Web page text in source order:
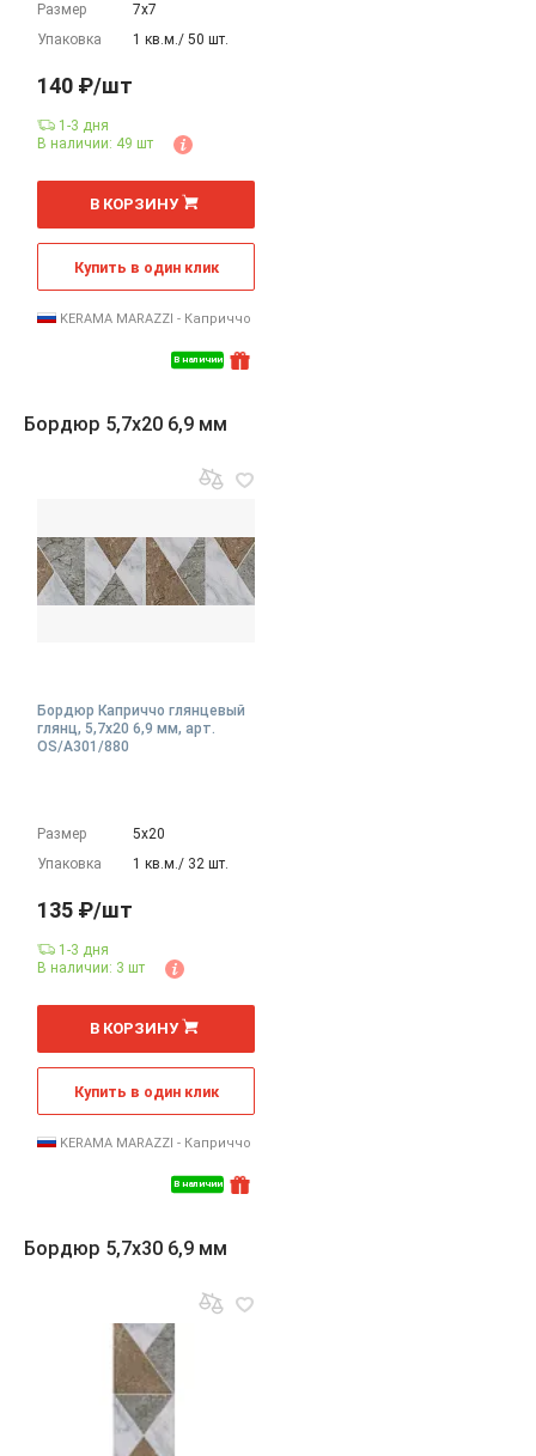
Размер
7х7
Упаковка
1 кв.м./ 50 шт.
В наличии
140 ₽/шт
1-3 дня
В наличии: 49 шт
шт
В КОРЗИНУ
Купить в один клик
KERAMA MARAZZI - Каприччо
Бордюр 5,7x20 6,9 мм
Бордюр Каприччо глянцевый
глянц, 5,7x20 6,9 мм, арт.
OS/A301/880
Размер
5х20
Упаковка
1 кв.м./ 32 шт.
В наличии
135 ₽/шт
1-3 дня
В наличии: 3 шт
шт
В КОРЗИНУ
Купить в один клик
KERAMA MARAZZI - Каприччо
Бордюр 5,7x30 6,9 мм